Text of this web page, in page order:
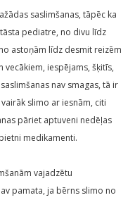
saslimšanas, tāpēc ka
pediatre, no divu līdz
astoņām līdz desmit reizēm
vecākiem, iespējams, šķitīs,
nav smagas, tā ir
slimo ar iesnām, citi
pāriet aptuveni nedēļas
medikamenti.
vajadzētu
pamata, ja bērns slimo no